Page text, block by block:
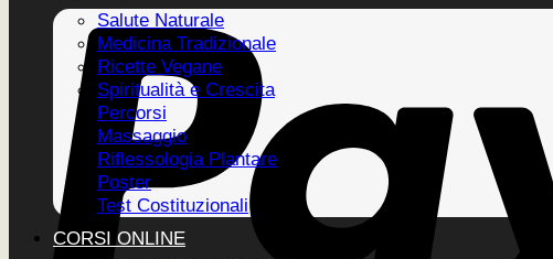
Salute Naturale
Medicina Tradizionale
Ricette Vegane
Spiritualità e Crescita
Percorsi
Massaggio
Riflessologia Plantare
Poster
Test Costituzionali
CORSI ONLINE